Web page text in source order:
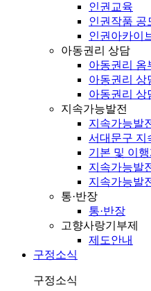
인권교육
인권작품 공
인권아카이
아동권리 상담
아동권리 옴
아동권리 상
아동권리 상
지속가능발전
지속가능발
서대문구 지
기본 및 이
지속가능발
지속가능발
통·반장
통·반장
고향사랑기부제
제도안내
구정소식
구정소식